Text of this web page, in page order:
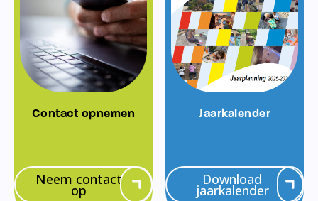
Contact opnemen
Neem contact
op
Jaarkalender
Download
jaarkalender